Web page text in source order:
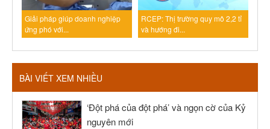
Giải pháp giúp doanh nghiệp
ứng phó với...
RCEP: Thị trường quy mô 2,2 tỉ
và hướng đi...
BÀI VIẾT XEM NHIỀU
‘Đột phá của đột phá’ và ngọn cờ của Kỷ
nguyên mới